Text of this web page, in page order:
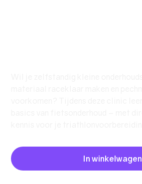
In winkelwagen